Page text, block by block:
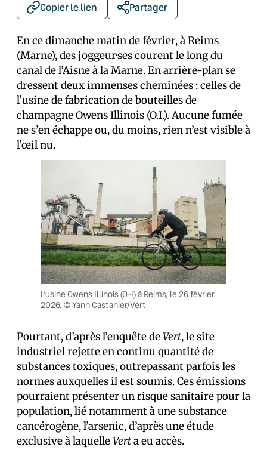
Copier le lien Partager
En ce dimanche matin de février, à Reims
(Marne), des joggeur·ses courent le long du
canal de l’Aisne à la Marne. En arrière-plan se
dressent deux immenses cheminées : celles de
l’usine de fabrication de bouteilles de
champagne Owens Illinois (O.I.). Aucune fumée
ne s’en échappe ou, du moins, rien n’est visible à
l’œil nu.
L’usine Owens Illinois (O-I) à Reims, le 26 février
2026. © Yann Castanier/Vert
Pourtant,d’après l’enquête deVert, le site
industriel rejette en continu quantité de
substances toxiques, outrepassant parfois les
normes auxquelles il est soumis. Ces émissions
pourraient présenter un risque sanitaire pour la
population, lié notamment à une substance
cancérogène, l’arsenic, d’après une étude
exclusive à laquelleVerta eu accès.